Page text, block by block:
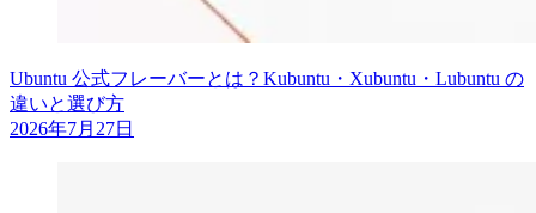
Ubuntu 公式フレーバーとは？Kubuntu・Xubuntu・Lubuntu の
違いと選び方
2026年7月27日